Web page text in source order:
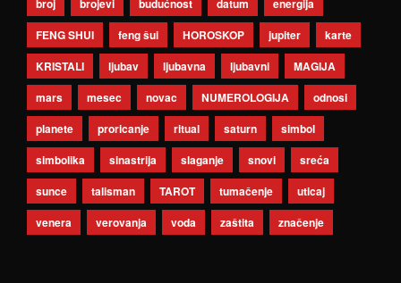
broj
brojevi budućnost datum
energija
FENG SHUI
feng šui HOROSKOP jupiter
karte
KRISTALI
ljubav ljubavna ljubavni
MAGIJA
mars
mesec novac NUMEROLOGIJA
odnosi
planete
proricanje ritual saturn
simbol
simbolika
sinastrija slaganje snovi
sreća
sunce
talisman TAROT tumačenje
uticaj
venera
verovanja voda zaštita značenje